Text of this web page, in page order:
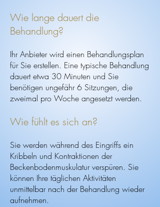
Wie lange dauert die
Behandlung?
Ihr Anbieter wird einen Behandlungsplan
für Sie erstellen. Eine typische Behandlung
dauert etwa 30 Minuten und Sie
benötigen ungefähr 6 Sitzungen, die
zweimal pro Woche angesetzt werden.
Wie fühlt es sich an?
Sie werden während des Eingriffs ein
Kribbeln und Kontraktionen der
Beckenbodenmuskulatur verspüren. Sie
können Ihre täglichen Aktivitäten
unmittelbar nach der Behandlung wieder
aufnehmen.